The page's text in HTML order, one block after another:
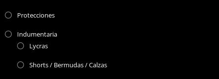
Protecciones
Indumentaria
Lycras
Shorts / Bermudas / Calzas